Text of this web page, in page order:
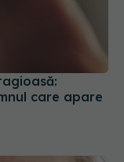
care apare